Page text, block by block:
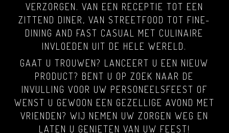
VERZORGEN. VAN EEN RECEPTIE TOT EEN
ZITTEND DINER, VAN STREETFOOD TOT FINE-
DINING AND FAST CASUAL MET CULINAIRE
INVLOEDEN UIT DE HELE WERELD.
GAAT U TROUWEN? LANCEERT U EEN NIEUW
PRODUCT? BENT U OP ZOEK NAAR DE
INVULLING VOOR UW PERSONEELSFEEST OF
WENST U GEWOON EEN GEZELLIGE AVOND MET
VRIENDEN? WIJ NEMEN UW ZORGEN WEG EN
LATEN U GENIETEN VAN UW FEEST!